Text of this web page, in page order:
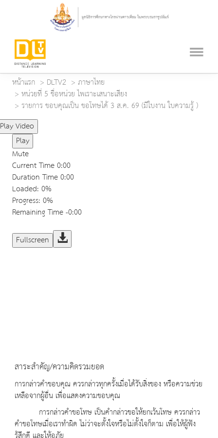
หน้าแรก DLTV2
ภาษาไทย
หน่วยที่ 5 ชื่อหน่วย ไพเราะเสนาะเสียง
รายการ ขอบคุณเป็น ขอโทษได้ 3 ส.ค. 69 (มีใบงาน ใบความรู้ )
Play Video
Play
Mute
Current Time0:00
Duration Time0:00
Loaded: 0%
Progress: 0%
Remaining Time-0:00
Fullscreen
สาระสำคัญ/ความคิดรวมยอด
การกล่าวคำขอบคุณ ควรกล่าวทุกครั้งเมื่อได้รับสิ่งของ หรือความช่วย
เหลือจากผู้อื่น เพื่อแสดงความขอบคุณ
การกล่าวคำขอโทษ เป็นคำกล่าวขอให้ยกเว้นโทษ ควรกล่าว
คำขอโทษเมื่อเราทำผิด ไม่ว่าจะตั้งใจหรือไม่ตั้งใจก็ตาม เพื่อให้ผู้ฟัง